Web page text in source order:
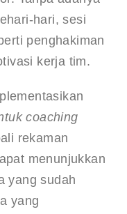
hari, sesi
penghakiman
kerja tim.
coaching
rekaman
menunjukkan
yang sudah
yang